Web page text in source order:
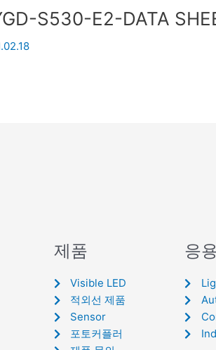
S530-E2-DATA
제품
Visible LED
적외선 제품
Sensor
포토커플러
응